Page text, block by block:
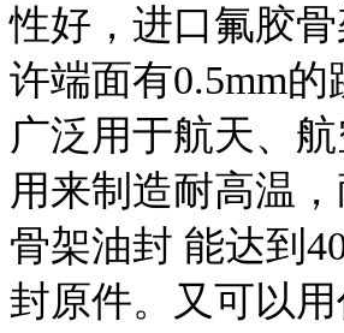
性好，进口氟胶
许端面有0.5mm
广泛用于航天、
用来制造耐高温
骨架油封 能达到
封原件。又可以